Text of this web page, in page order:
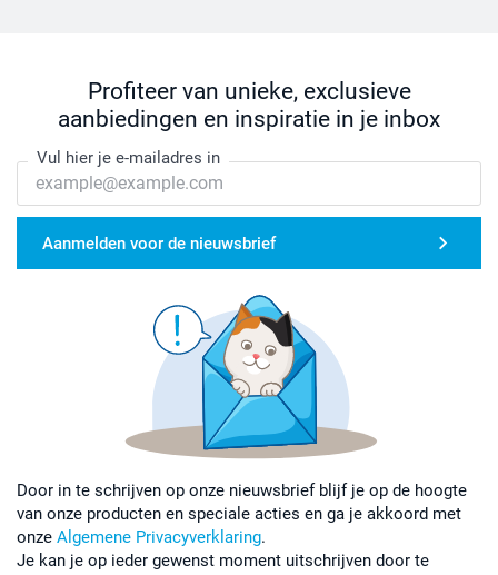
Profiteer van unieke, exclusieve
aanbiedingen en inspiratie in je inbox
Vul hier je e-mailadres in
Aanmelden voor de nieuwsbrief
Door in te schrijven op onze nieuwsbrief blijf je op de hoogte
van onze producten en speciale acties en ga je akkoord met
onze Algemene Privacyverklaring.
Je kan je op ieder gewenst moment uitschrijven door te